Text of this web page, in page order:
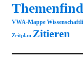
VWA-Mappe
Zeitplan Zitieren